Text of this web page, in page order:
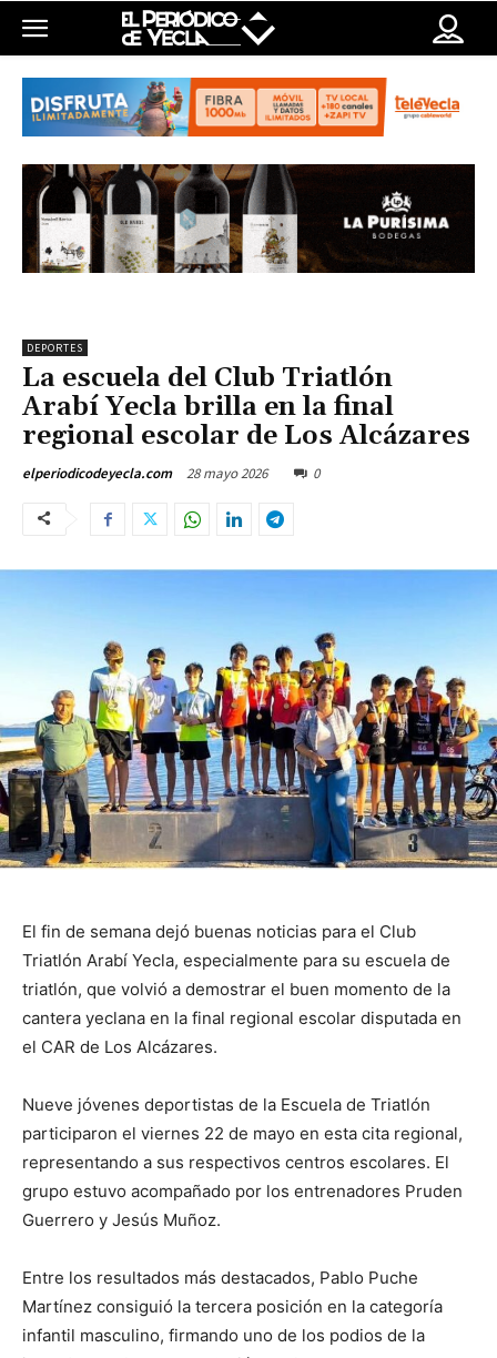
DEPORTES
La escuela del Club Triatlón
Arabí Yecla brilla en la final
regional escolar de Los Alcázares
elperiodicodeyecla.com 28 mayo 2026 0
El fin de semana dejó buenas noticias para el Club
Triatlón Arabí Yecla, especialmente para su escuela de
triatlón, que volvió a demostrar el buen momento de la
cantera yeclana en la final regional escolar disputada en
el CAR de Los Alcázares.
Nueve jóvenes deportistas de la Escuela de Triatlón
participaron el viernes 22 de mayo en esta cita regional,
representando a sus respectivos centros escolares. El
grupo estuvo acompañado por los entrenadores Pruden
Guerrero y Jesús Muñoz.
Entre los resultados más destacados, Pablo Puche
Martínez consiguió la tercera posición en la categoría
infantil masculino, firmando uno de los podios de la